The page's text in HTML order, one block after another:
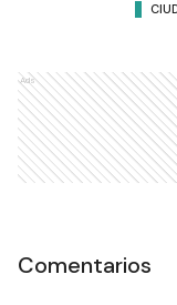
Ads
Comentarios